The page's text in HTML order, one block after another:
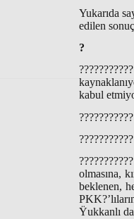
Yukarıda
edilen
?
kabul
olmasına,
beklenen,
Ÿukkanlı